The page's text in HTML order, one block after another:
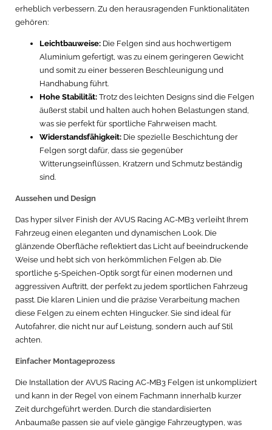
erheblich verbessern. Zu den herausragenden Funktionalitäten
gehören:
Leichtbauweise: Die Felgen sind aus hochwertigem
Aluminium gefertigt, was zu einem geringeren Gewicht
und somit zu einer besseren Beschleunigung und
Handhabung führt.
Hohe Stabilität: Trotz des leichten Designs sind die Felgen
äußerst stabil und halten auch hohen Belastungen stand,
was sie perfekt für sportliche Fahrweisen macht.
Widerstandsfähigkeit: Die spezielle Beschichtung der
Felgen sorgt dafür, dass sie gegenüber
Witterungseinflüssen, Kratzern und Schmutz beständig
sind.
Aussehen und Design
Das hyper silver Finish der AVUS Racing AC-MB3 verleiht Ihrem
Fahrzeug einen eleganten und dynamischen Look. Die
glänzende Oberfläche reflektiert das Licht auf beeindruckende
Weise und hebt sich von herkömmlichen Felgen ab. Die
sportliche 5-Speichen-Optik sorgt für einen modernen und
aggressiven Auftritt, der perfekt zu jedem sportlichen Fahrzeug
passt. Die klaren Linien und die präzise Verarbeitung machen
diese Felgen zu einem echten Hingucker. Sie sind ideal für
Autofahrer, die nicht nur auf Leistung, sondern auch auf Stil
achten.
Einfacher Montageprozess
Die Installation der AVUS Racing AC-MB3 Felgen ist unkompliziert
und kann in der Regel von einem Fachmann innerhalb kurzer
Zeit durchgeführt werden. Durch die standardisierten
Anbaumaße passen sie auf viele gängige Fahrzeugtypen, was